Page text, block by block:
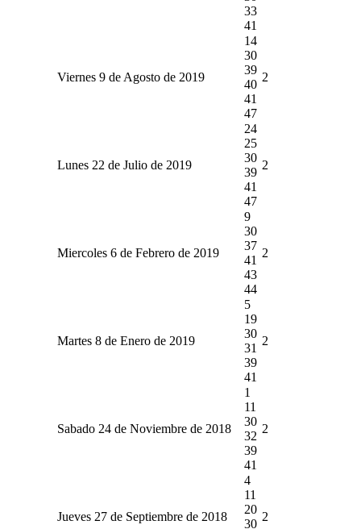
33
41
Viernes 9 de Agosto de 2019
14
30
39
40
41
47
2
Lunes 22 de Julio de 2019
24
25
30
39
41
47
2
Miercoles 6 de Febrero de 2019
9
30
37
41
43
44
2
Martes 8 de Enero de 2019
5
19
30
31
39
41
2
Sabado 24 de Noviembre de 2018
1
11
30
32
39
41
2
Jueves 27 de Septiembre de 2018
4
11
20
30
2